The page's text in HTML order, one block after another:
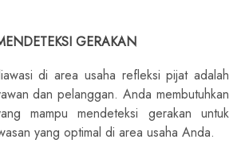
GERAKAN
di area usaha refleksi pijat adalah
dan pelanggan. Anda membutuhkan
mampu mendeteksi gerakan untuk
yang optimal di area usaha Anda.